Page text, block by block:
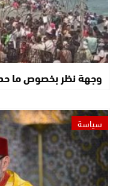
وجهة نظر بخصوص ما
سياسة